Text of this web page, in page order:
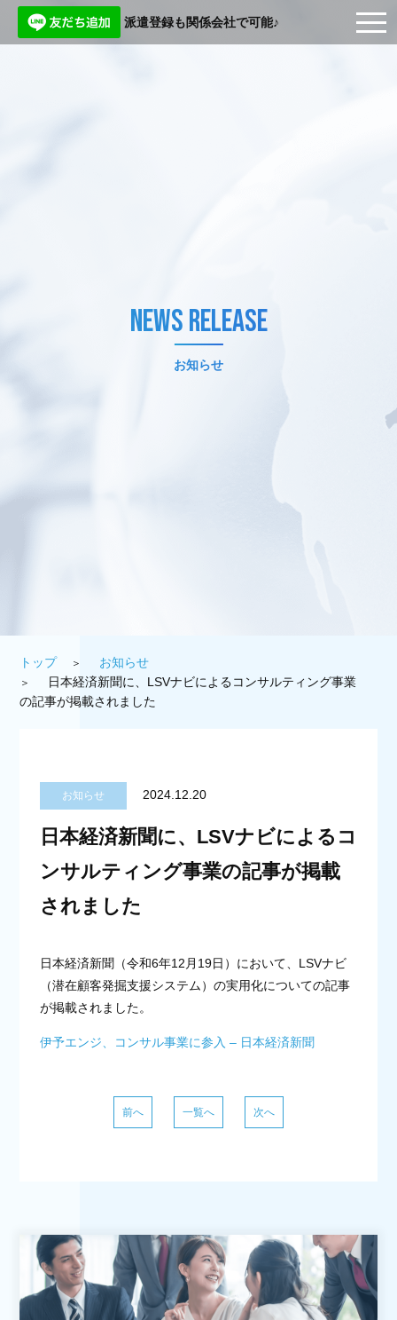
派遣登録も関係会社で可能♪
NEWS RELEASE
お知らせ
トップ
お知らせ
日本経済新聞に、LSVナビによるコンサルティング事業
の記事が掲載されました
お知らせ 2024.12.20
日本経済新聞に、LSVナビによるコ
ンサルティング事業の記事が掲載
されました
日本経済新聞（令和6年12月19日）において、LSVナビ
（潜在顧客発掘支援システム）の実用化についての記事
が掲載されました。
伊予エンジ、コンサル事業に参入 – 日本経済新聞
前へ 一覧へ 次へ